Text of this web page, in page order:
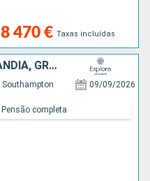
8 470 € Taxas incluídas
IRLANDA, REINO UNIDO, ISLÂNDIA, GROENLANDIA, CANADÁ
Southampton 09/09/2026
Pensão completa